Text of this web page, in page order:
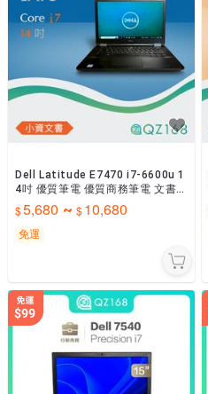
Dell Latitude E7470 i7-6600u 1
4吋 優質筆電 優質商務筆電 文書
辦公 追劇 二手筆電
5,680 ~ 10,680
免運